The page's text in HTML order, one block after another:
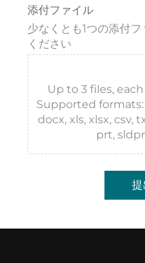
添付ファイル
少なくとも1つの添付
ください
Up to 3 files,
Supported
docx, xls, xlsx, csv,
prt,
提